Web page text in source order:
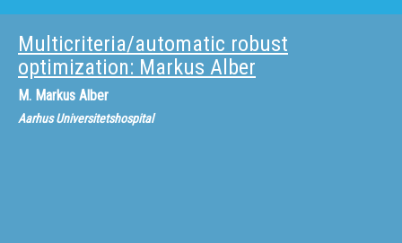
Multicriteria/automatic robust
optimization: Markus Alber
M. Markus Alber
Aarhus Universitetshospital